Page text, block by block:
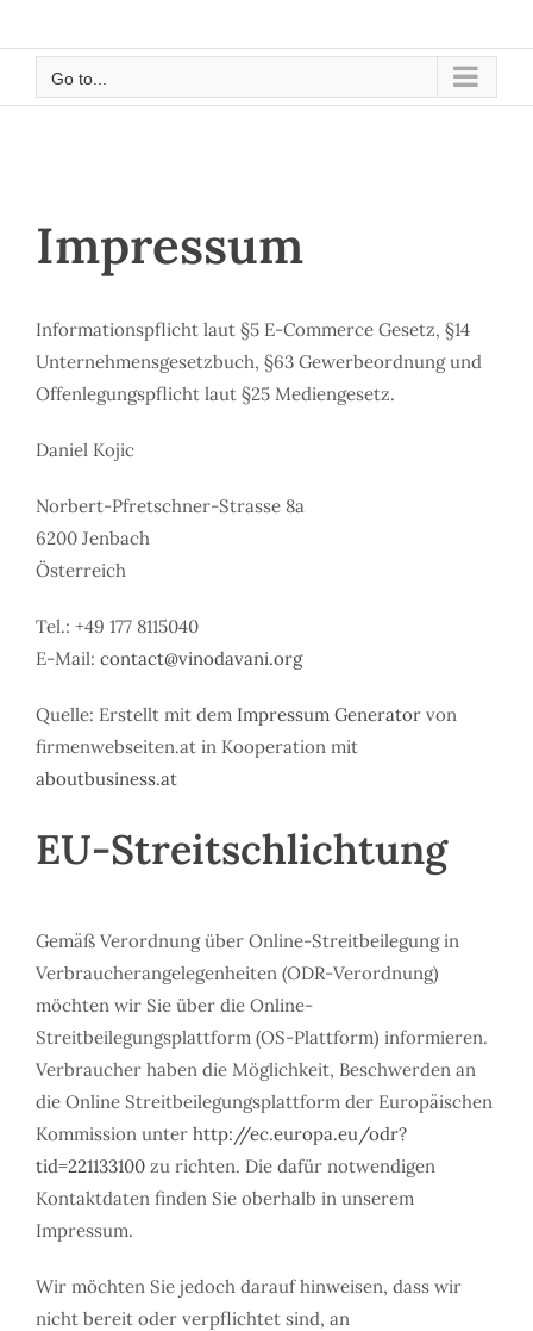
to
contentGo to...
Impressum
Informationspflicht laut §5 E-Commerce Gesetz, §14
Unternehmensgesetzbuch, §63 Gewerbeordnung und
Offenlegungspflicht laut §25 Mediengesetz.
Daniel Kojic
Norbert-Pfretschner-Strasse 8a
6200 Jenbach
Österreich
Tel.: +49 177 8115040
E-Mail: contact@vinodavani.org
Quelle: Erstellt mit dem Impressum Generator von
firmenwebseiten.at in Kooperation mit
aboutbusiness.at
EU-Streitschlichtung
Gemäß Verordnung über Online-Streitbeilegung in
Verbraucherangelegenheiten (ODR-Verordnung)
möchten wir Sie über die Online-
Streitbeilegungsplattform (OS-Plattform) informieren.
Verbraucher haben die Möglichkeit, Beschwerden an
die Online Streitbeilegungsplattform der Europäischen
Kommission unter http://ec.europa.eu/odr?
tid=221133100 zu richten. Die dafür notwendigen
Kontaktdaten finden Sie oberhalb in unserem
Impressum.
Wir möchten Sie jedoch darauf hinweisen, dass wir
nicht bereit oder verpflichtet sind, an